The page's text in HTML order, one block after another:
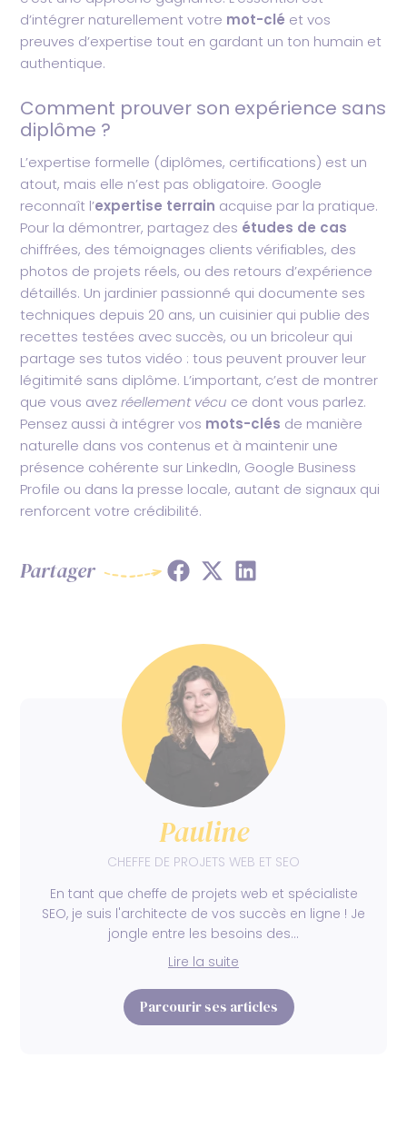
d’intégrer naturellement votre mot-clé et vos
preuves d’expertise tout en gardant un ton humain et
authentique.
Comment prouver son expérience sans
diplôme ?
L’expertise formelle (diplômes, certifications) est un
atout, mais elle n’est pas obligatoire. Google
reconnaît l’expertise terrain acquise par la pratique.
Pour la démontrer, partagez des études de cas
chiffrées, des témoignages clients vérifiables, des
photos de projets réels, ou des retours d’expérience
détaillés. Un jardinier passionné qui documente ses
techniques depuis 20 ans, un cuisinier qui publie des
recettes testées avec succès, ou un bricoleur qui
partage ses tutos vidéo : tous peuvent prouver leur
légitimité sans diplôme. L’important, c’est de montrer
que vous avezréellement vécu ce dont vous parlez.
Pensez aussi à intégrer vos mots-clés de manière
naturelle dans vos contenus et à maintenir une
présence cohérente sur LinkedIn, Google Business
Profile ou dans la presse locale, autant de signaux qui
renforcent votre crédibilité.
Partager Share
on
Share
on
Pauline
CHEFFE DE PROJETS WEB ET SEO
En tant que cheffe de projets web et spécialiste
SEO, je suis l'architecte de vos succès en ligne ! Je
jongle entre les besoins des…
Lire la suite
Parcourir ses articles